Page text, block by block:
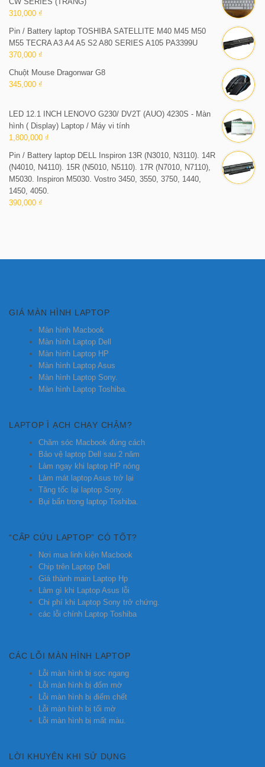
310,000 ₫
Pin / Battery laptop TOSHIBA SATELLITE M40 M45 M50
M55 TECRA A3 A4 A5 S2 A80 SERIES A105 PA3399U
370,000 ₫
Chuột Mouse Dragonwar G8
345,000 ₫
LED 12.1 INCH LENOVO G230/ DV2T (AUO) 4230S - Màn
hình ( Display) Laptop / Máy vi tính
1,800,000 ₫
Pin / Battery laptop DELL Inspiron 13R (N3010, N3110). 14R
(N4010, N4110). 15R (N5010, N5110). 17R (N7010, N7110),
M5030. Inspiron M5030. Vostro 3450, 3550, 3750, 1440,
1450, 4050.
390,000 ₫
GIÁ MÀN HÌNH LAPTOP
Màn hình Macbook
Màn hình Laptop Dell
Màn hình Laptop HP
Màn hình Laptop Asus
Màn hình Laptop Sony.
Màn hình Laptop Toshiba.
LAPTOP Ì ẠCH CHẠY CHẬM?
Chăm sóc Macbook đúng cách
Bảo vệ laptop Dell sau 2 năm
Làm ngay khi laptop HP nóng
Làm mát laptop Asus trở lại
Tăng tốc lại laptop Sony.
Bụi bẩn trong laptop Toshiba.
“CẤP CỨU LAPTOP” CÓ TỐT?
Nơi mua linh kiện Macbook
Chip trên Laptop Dell
Giá thành main Laptop Hp
Làm gì khi Laptop Asus lỗi
Chi phí khi Laptop Sony trở chứng.
các lỗi chính Laptop Toshiba
CÁC LỖI MÀN HÌNH LAPTOP
Lỗi màn hình bị sọc ngang
Lỗi màn hình bị đốm mờ
Lỗi màn hình bị điểm chết
Lỗi màn hình bị tối mờ
Lỗi màn hình bị mất màu.
LỜI KHUYÊN KHI SỬ DỤNG